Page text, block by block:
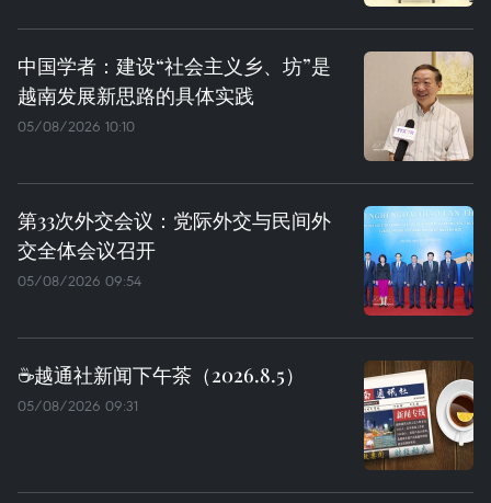
中国学者：建设“社会主义乡、坊”是
越南发展新思路的具体实践
05/08/2026 10:10
第33次外交会议：党际外交与民间外
交全体会议召开
05/08/2026 09:54
☕️越通社新闻下午茶（2026.8.5）
05/08/2026 09:31